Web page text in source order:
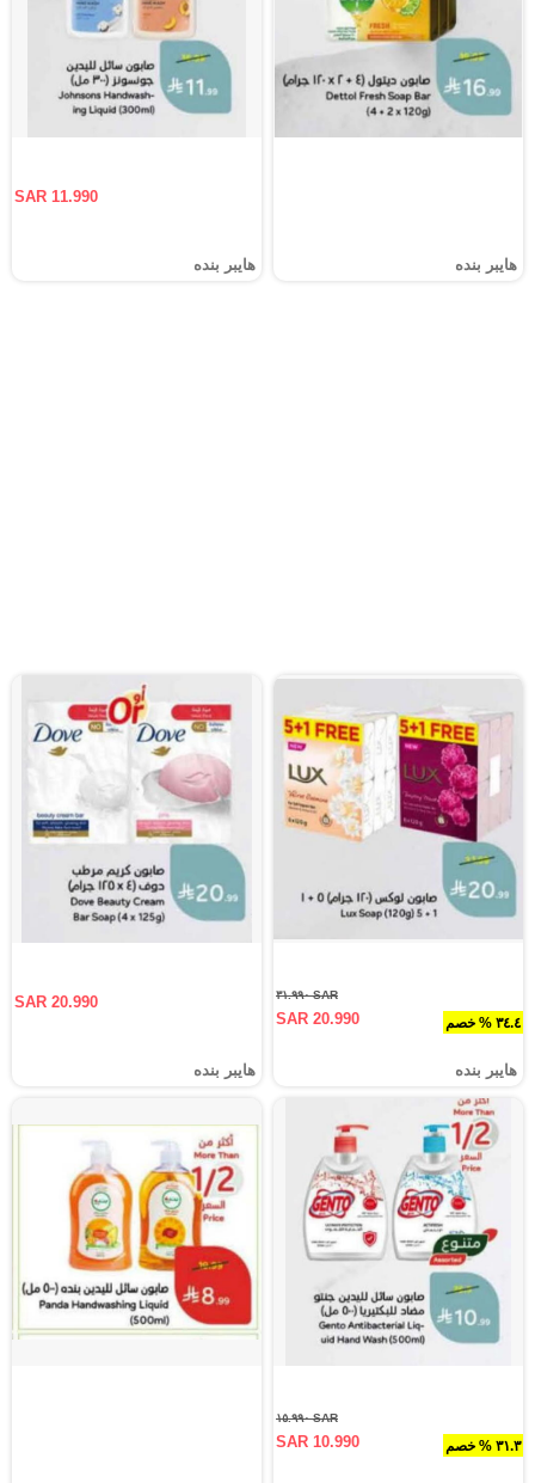
هايبر بنده
SAR 11.990
هايبر بنده
٣٤.٤ % خصم
SAR ٣١.٩٩٠
SAR 20.990
هايبر بنده
SAR 20.990
هايبر بنده
٣١.٣ % خصم
SAR ١٥.٩٩٠
SAR 10.990